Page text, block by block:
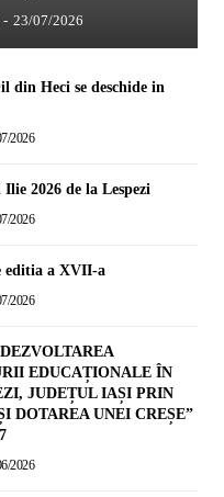
- 23/07/2026
din Heci se deschide in
2026
2026 de la Lespezi
2026
editia a XVII-a
2026
EDUCAȚIONALE ÎN
JUDEȚUL IAȘI PRIN
DOTAREA UNEI CREȘE”
2026